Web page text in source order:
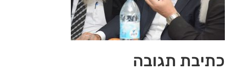
כתיבת תגובה